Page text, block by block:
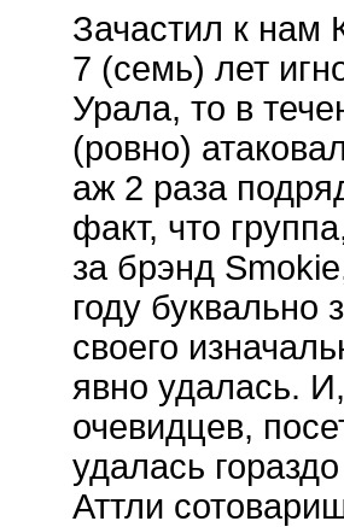
Зачастил к нам
7 (семь) лет
Урала, то в
(ровно)
аж 2 раза
факт, что
за брэнд
году буквально
своего
явно удалась.
очевидцев,
удалась
Аттли